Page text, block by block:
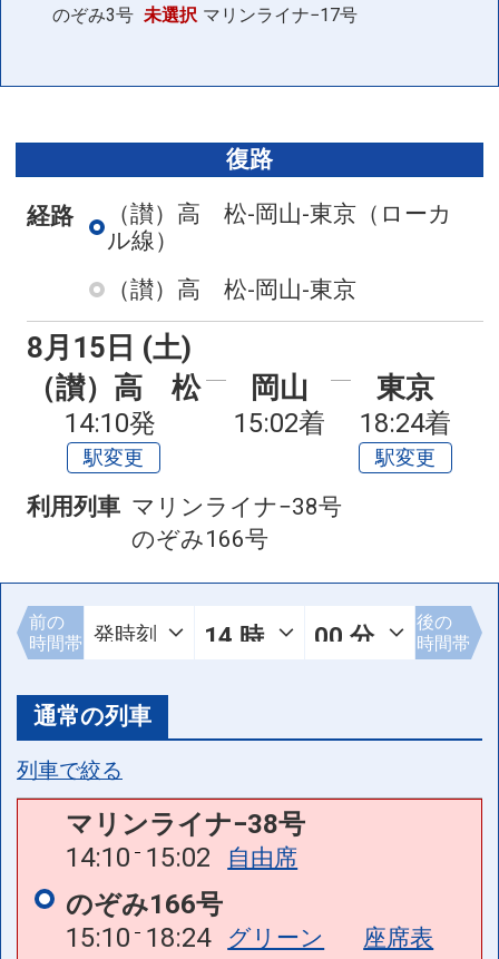
のぞみ3号 未選択 マリンライナ−17号
復路
経路 （讃）高 松-岡山-東京 （ローカ
ル線）
（讃）高 松-岡山-東京
8月15日 (土)
（讃）高 松
14:10発
駅変更
岡山
15:02着
東京
18:24着
駅変更
利用列車 マリンライナ−38号
のぞみ166号
前の
時間帯
後の
時間帯
通常の列車
列車で絞る
マリンライナ−38号
14:10 15:02 自由席
のぞみ166号
15:10 18:24 グリーン
座席表